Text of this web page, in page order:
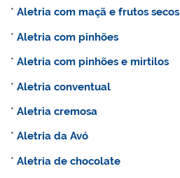
*Aletria com maçã e frutos secos
*Aletria com pinhões
*Aletria com pinhões e mirtilos
*Aletria conventual
*Aletria cremosa
*Aletria da Avó
*Aletria de chocolate